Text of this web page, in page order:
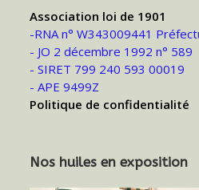
Association loi de 1901
-RNA n° W343009441
- JO 2 décembre 1992 n° 589
- SIRET 799 240 593 00019
- APE 9499Z
Politique de confidentialité
Nos huiles en exposition